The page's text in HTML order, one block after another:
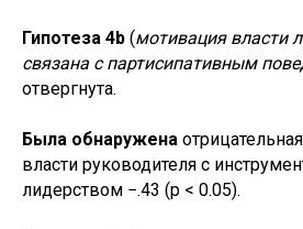
Гипотеза 4b (мотивация власти
связана с партисипативным
отвергнута.
Была обнаружена
власти руководителя с
лидерством −.43 (p < 0.05).